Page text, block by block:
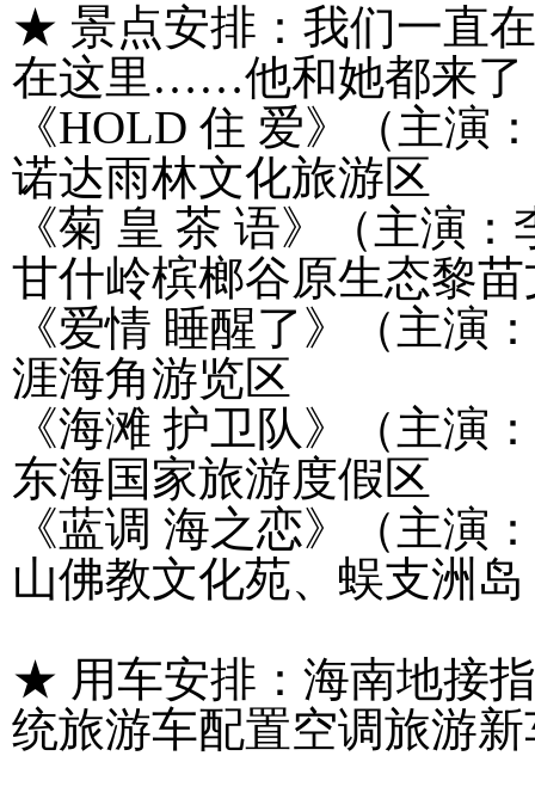
★ 景点安排：我们一直
在这里 ……他和她都来
《HOLD 住 爱》（主演
诺达雨林文化旅游区
《菊 皇 茶 语》（主演：
甘什岭槟榔谷原生态黎
《爱情 睡醒了》（主演
涯海角游览区
《海滩 护卫队》（主演
东海国家旅游度假区
《蓝调 海之恋》（主演
山佛教文化苑、蜈支洲岛
★ 用车安排：海南地接
统旅游车配置空调旅游